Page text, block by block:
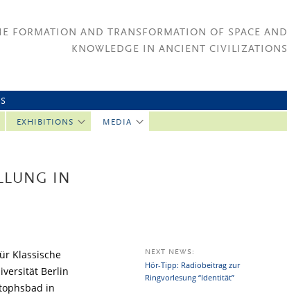
FORMATION AND TRANSFORMATION OF SPACE AND
KNOWLEDGE IN ANCIENT CIVILIZATIONS
EXHIBITIONS MEDIA
IN
Klassische
Berlin
in
NEXT NEWS:
Hör-Tipp: Radiobeitrag zur
Ringvorlesung “Identität”